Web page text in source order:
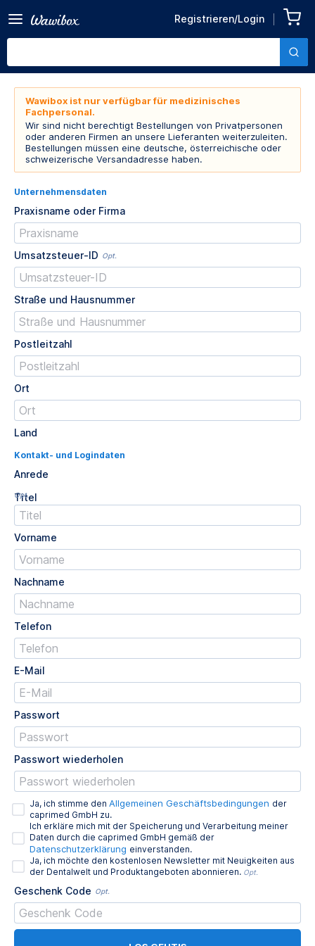
Registrieren/Login
Wawibox ist nur verfügbar für medizinisches
Fachpersonal.
Wir sind nicht berechtigt Bestellungen von Privatpersonen
oder anderen Firmen an unsere Lieferanten weiterzuleiten.
Bestellungen müssen eine deutsche, österreichische oder
schweizerische Versandadresse haben.
Unternehmensdaten
Praxisname oder Firma
Umsatzsteuer-ID Opt.
Straße und Hausnummer
Postleitzahl
Ort
Land
Kontakt- und Logindaten
Anrede
Titel
Opt.
Vorname
Nachname
Telefon
E-Mail
Passwort
Passwort wiederholen
Ja, ich stimme den Allgemeinen Geschäftsbedingungen der
caprimed GmbH zu.
Ich erkläre mich mit der Speicherung und Verarbeitung meiner
Daten durch die caprimed GmbH gemäß der
Datenschutzerklärung einverstanden.
Ja, ich möchte den kostenlosen Newsletter mit Neuigkeiten aus
der Dentalwelt und Produktangeboten abonnieren. Opt.
Geschenk Code Opt.